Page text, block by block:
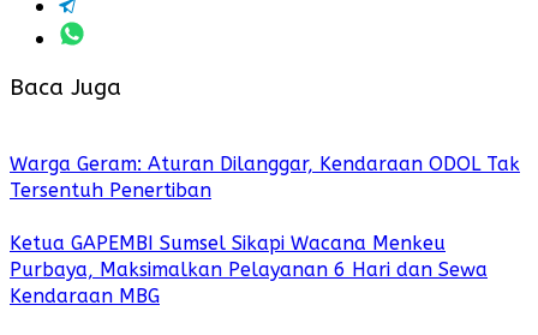
Baca Juga
Warga Geram: Aturan Dilanggar, Kendaraan ODOL Tak
Tersentuh Penertiban
Ketua GAPEMBI Sumsel Sikapi Wacana Menkeu
Purbaya, Maksimalkan Pelayanan 6 Hari dan Sewa
Kendaraan MBG